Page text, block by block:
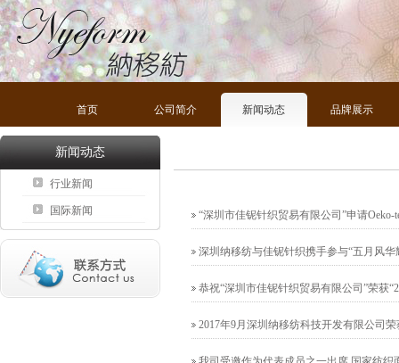
首页 公司简介 新闻动态 品牌展示
新闻动态
行业新闻
国际新闻 “深圳市佳铌针织贸易有限公司”申请Oeko-
深圳纳移纺与佳铌针织携手参与“五月风华
恭祝“深圳市佳铌针织贸易有限公司”荣获
2017年9月深圳纳移纺科技开发有限公司